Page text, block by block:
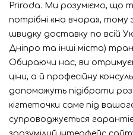
Priroda. Ми розуміємо, що
потрібні «на вчора», тому
швидку доставку по всій
Дніпро та інші міста)
Обираючи нас, ви
ціни, а й професійну
допоможуть підібрати
кігтеточки саме під
супроводжується